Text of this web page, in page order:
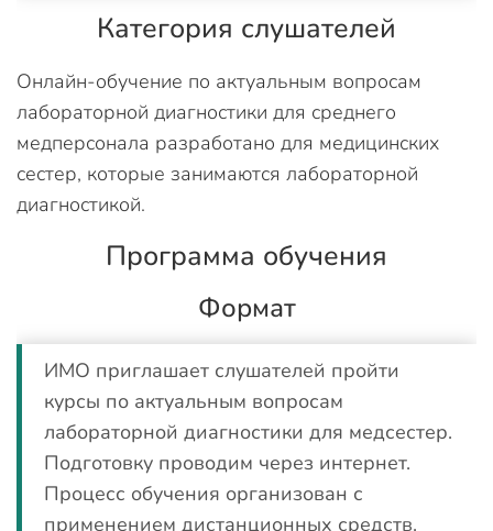
Категория слушателей
Онлайн-обучение по актуальным вопросам
лабораторной диагностики для среднего
медперсонала разработано для медицинских
сестер, которые занимаются лабораторной
диагностикой.
Программа обучения
Формат
ИМО приглашает слушателей пройти
курсы по актуальным вопросам
лабораторной диагностики для медсестер.
Подготовку проводим через интернет.
Процесс обучения организован с
применением дистанционных средств.